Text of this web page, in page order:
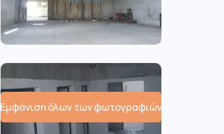
Εμφάνιση όλων των φωτογραφιών